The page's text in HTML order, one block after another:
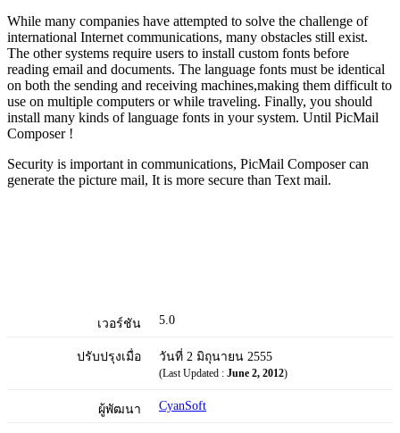
While many companies have attempted to solve the challenge of
international Internet communications, many obstacles still exist.
The other systems require users to install custom fonts before
reading email and documents. The language fonts must be identical
on both the sending and receiving machines,making them difficult to
use on multiple computers or while traveling. Finally, you should
install many kinds of language fonts in your system. Until PicMail
Composer !
Security is important in communications, PicMail Composer can
generate the picture mail, It is more secure than Text mail.
เวอร์ชัน 5.0
ปรับปรุงเมื่อ วันที่ 2 มิถุนายน 2555
(Last Updated : June 2, 2012)
ผู้พัฒนา CyanSoft